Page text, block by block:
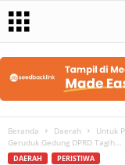
Beranda Daerah
Untuk
Geruduk Gedung DPRD Tagih...
DAERAH PERISTIWA